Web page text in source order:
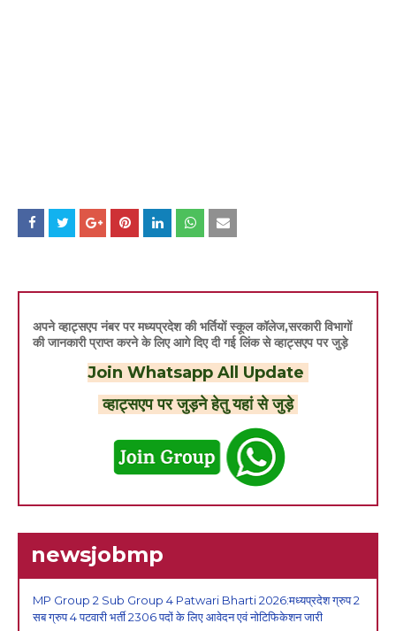
अपने व्हाट्सएप नंबर पर मध्यप्रदेश की भर्तियों स्कूल कॉलेज,सरकारी विभागों
की जानकारी प्राप्त करने के लिए आगे दिए दी गई लिंक से व्हाट्सएप पर जुड़े
Join Whatsapp All Update
व्हाट्सएप पर जुड़ने हेतु यहां से जुड़े
newsjobmp
MP Group 2 Sub Group 4 Patwari Bharti 2026:मध्यप्रदेश ग्रुप 2
सब ग्रुप 4 पटवारी भर्ती 2306 पदों के लिए आवेदन एवं नोटिफिकेशन जारी